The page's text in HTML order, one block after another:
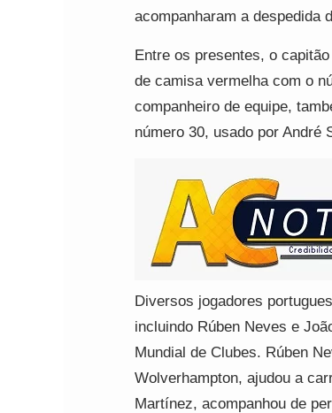
acompanharam a despedida
Entre os presentes, o
de camisa vermelha com o
companheiro de equipe,
número 30, usado por André
Diversos jogadores
incluindo Rúben Neves e
Mundial de Clubes. Rúben
Wolverhampton, ajudou a
Martínez, acompanhou de